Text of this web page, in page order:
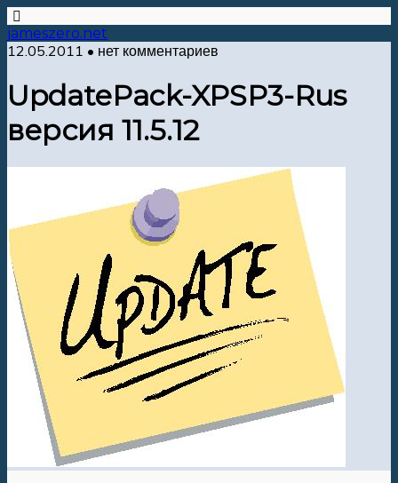
jameszero.net
12.05.2011 • нет комментариев
UpdatePack-XPSP3-Rus
версия 11.5.12